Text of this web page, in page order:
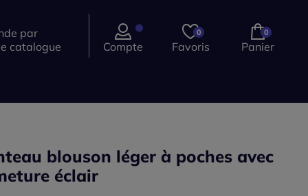
par
catalogue
Compte
0
Favoris
0
Panier
blouson léger à poches avec
éclair